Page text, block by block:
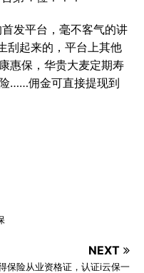
发平台，毫不客气的讲
刮起来的，平台上其他
惠保，华贵大麦定期寿
……佣金可直接提现到
NEXT
保险从业资格证，认证i云保一